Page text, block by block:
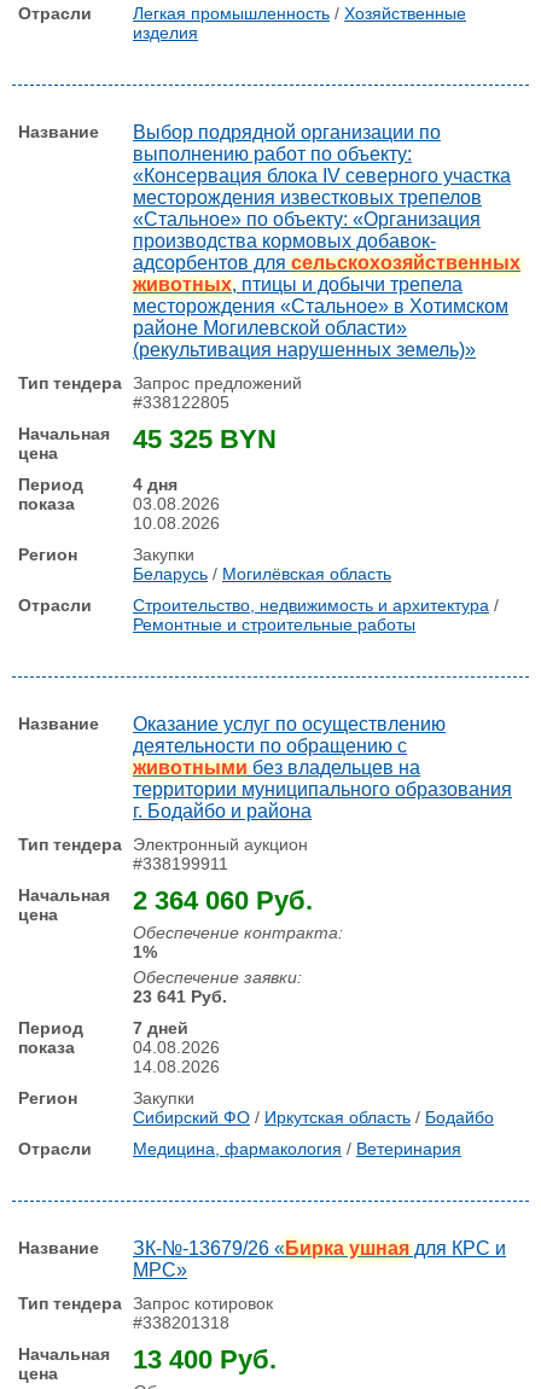
Легкая промышленность / Хозяйственные
изделия
Выбор подрядной организации по
выполнению работ по объекту:
«Консервация блока IV северного участка
месторождения известковых трепелов
«Стальное» по объекту: «Организация
производства кормовых добавок-
адсорбентов длясельскохозяйственных
животных, птицы и добычи трепела
месторождения «Стальное» в Хотимском
районе Могилевской области»
(рекультивация нарушенных земель)»
Запрос предложений
#338122805
45 325 BYN
4 дня
03.08.2026
10.08.2026
Закупки
Беларусь / Могилёвская область
Строительство, недвижимость и архитектура /
Ремонтные и строительные работы
Оказание услуг по осуществлению
деятельности по обращению с
животнымибез владельцев на
территории муниципального образования
г. Бодайбо и района
Электронный аукцион
#338199911
2 364 060 Руб.
Обеспечение контракта:
1%
Обеспечение заявки:
23 641 Руб.
7 дней
04.08.2026
14.08.2026
Закупки
Сибирский ФО / Иркутская область / Бодайбо
Медицина, фармакология / Ветеринария
ЗК-№-13679/26 «Бирка ушнаядля КРС и
МРС»
Запрос котировок
#338201318
13 400 Руб.